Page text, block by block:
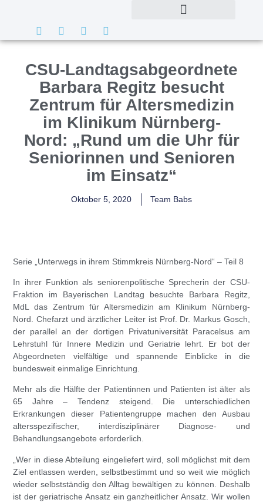
CSU-Landtagsabgeordnete
Barbara Regitz besucht
Zentrum für Altersmedizin
im Klinikum Nürnberg-
Nord: „Rund um die Uhr für
Seniorinnen und Senioren
im Einsatz“
Oktober 5, 2020 Team Babs
Serie „Unterwegs in ihrem Stimmkreis Nürnberg-Nord“ – Teil 8
In ihrer Funktion als seniorenpolitische Sprecherin der CSU-
Fraktion im Bayerischen Landtag besuchte Barbara Regitz,
MdL das Zentrum für Altersmedizin am Klinikum Nürnberg-
Nord. Chefarzt und ärztlicher Leiter ist Prof. Dr. Markus Gosch
der parallel an der dortigen Privatuniversität Paracelsus am
Lehrstuhl für Innere Medizin und Geriatrie lehrt. Er bot der
Abgeordneten vielfältige und spannende Einblicke in die
bundesweit einmalige Einrichtung.
Mehr als die Hälfte der Patientinnen und Patienten ist älter als
65 Jahre – Tendenz steigend. Die unterschiedlichen
Erkrankungen dieser Patientengruppe machen den Ausbau
altersspezifischer, interdisziplinärer Diagnose- und
Behandlungsangebote erforderlich.
„Wer in diese Abteilung eingeliefert wird, soll möglichst mit dem
Ziel entlassen werden, selbstbestimmt und so weit wie möglich
wieder selbstständig den Alltag bewältigen zu können. Deshalb
ist der geriatrische Ansatz ein ganzheitlicher Ansatz. Wir wollen